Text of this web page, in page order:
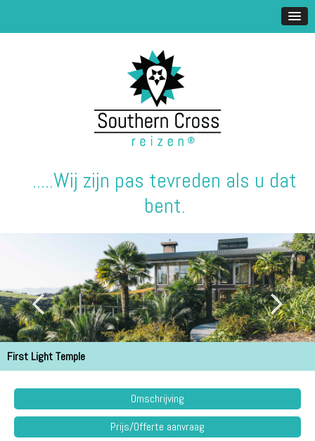
.....Wij zijn pas tevreden als u dat
bent.
First Light Temple
Omschrijving
Prijs/Offerte aanvraag